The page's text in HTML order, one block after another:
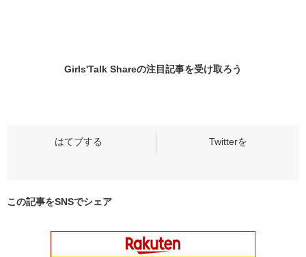
Girls'Talk Shareの注目記事を受け取ろう
この記事をSNSでシェア